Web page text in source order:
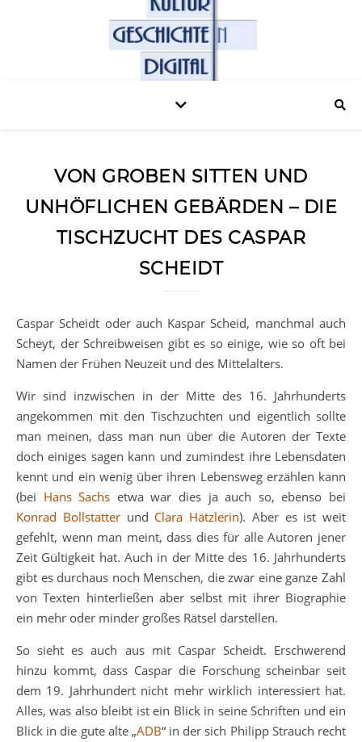
VON GROBEN SITTEN UND
UNHÖFLICHEN GEBÄRDEN – DIE
TISCHZUCHT DES CASPAR
SCHEIDT
Caspar Scheidt oder auch Kaspar Scheid, manchmal auch
Scheyt, der Schreibweisen gibt es so einige, wie so oft bei
Namen der Frühen Neuzeit und des Mittelalters.
Wir sind inzwischen in der Mitte des 16. Jahrhunderts
angekommen mit den Tischzuchten und eigentlich sollte
man meinen, dass man nun über die Autoren der Texte
doch einiges sagen kann und zumindest ihre Lebensdaten
kennt und ein wenig über ihren Lebensweg erzählen kann
(bei Hans Sachs etwa war dies ja auch so, ebenso bei
Konrad Bollstatterund Clara Hätzlerin). Aber es ist weit
gefehlt, wenn man meint, dass dies für alle Autoren jener
Zeit Gültigkeit hat. Auch in der Mitte des 16. Jahrhunderts
gibt es durchaus noch Menschen, die zwar eine ganze Zahl
von Texten hinterließen aber selbst mit ihrer Biographie
ein mehr oder minder großes Rätsel darstellen.
So sieht es auch aus mit Caspar Scheidt. Erschwerend
hinzu kommt, dass Caspar die Forschung scheinbar seit
dem 19. Jahrhundert nicht mehr wirklich interessiert hat.
Alles, was also bleibt ist ein Blick in seine Schriften und ein
Blick in die gute alte „ADB“ in der sich Philipp Strauch recht